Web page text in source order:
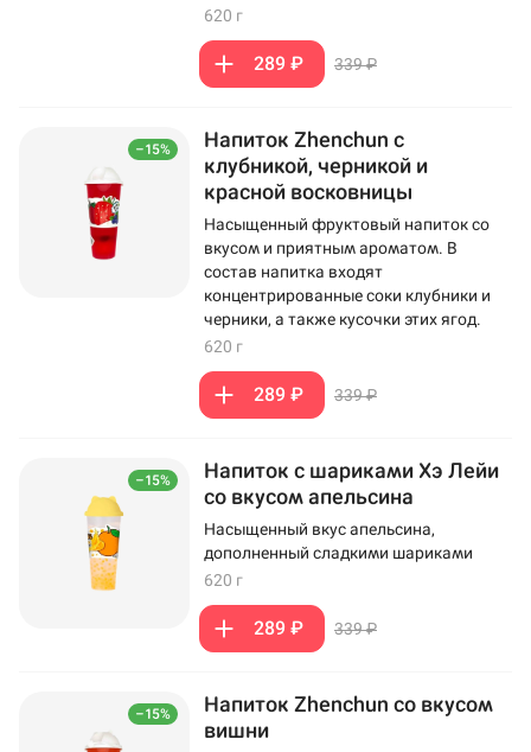
620 г
289 ₽ 339 ₽
–15%
Напиток Zhenchun с
клубникой, черникой и
красной восковницы
Насыщенный фруктовый напиток со
вкусом и приятным ароматом. В
состав напитка входят
концентрированные соки клубники и
черники, а также кусочки этих ягод.
620 г
289 ₽ 339 ₽
–15%
Напиток с шариками Хэ Лейи
со вкусом апельсина
Насыщенный вкус апельсина,
дополненный сладкими шариками
620 г
289 ₽ 339 ₽
–15%
Напиток Zhenchun со вкусом
вишни